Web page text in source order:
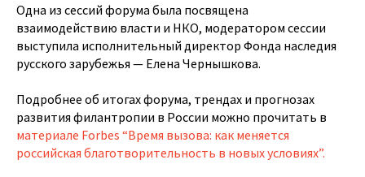
Одна из сессий форума была посвящена
взаимодействию власти и НКО, модератором сессии
выступила исполнительный директор Фонда наследия
русского зарубежья — Елена Чернышкова.
Подробнее об итогах форума, трендах и прогнозах
развития филантропии в России можно прочитать в
материале Forbes “Время вызова: как меняется
российская благотворительность в новых условиях”.